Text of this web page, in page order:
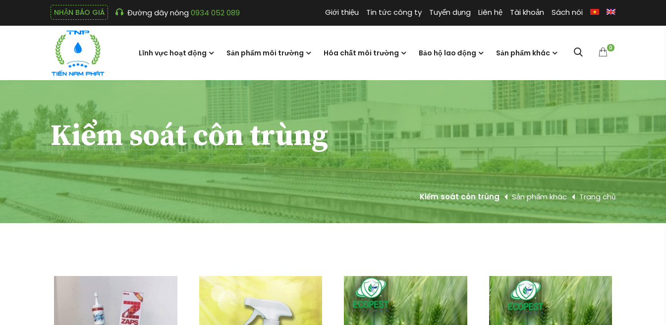
Lĩnh vực hoạt động Sản phẩm môi trường Hóa chất môi trường Bảo hộ lao động Sản phẩm khác
0
NHẬN BÁO GIÁ Đường dây nóng 0934 052 089 Giới thiệu Tin tức công ty Tuyển dụng Liên hệ Tài khoản Sách nói
Kiểm soát côn trùng
Trang chủ
Sản phẩm khác
Kiểm soát côn trùng